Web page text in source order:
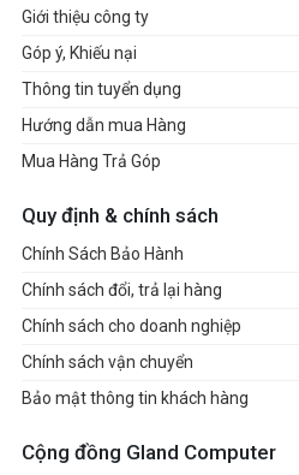
Giới thiệu công ty
Góp ý, Khiếu nại
Thông tin tuyển dụng
Hướng dẫn mua Hàng
Mua Hàng Trả Góp
Quy định & chính sách
Chính Sách Bảo Hành
Chính sách đổi, trả lại hàng
Chính sách cho doanh nghiệp
Chính sách vận chuyển
Bảo mật thông tin khách hàng
Cộng đồng Gland Computer